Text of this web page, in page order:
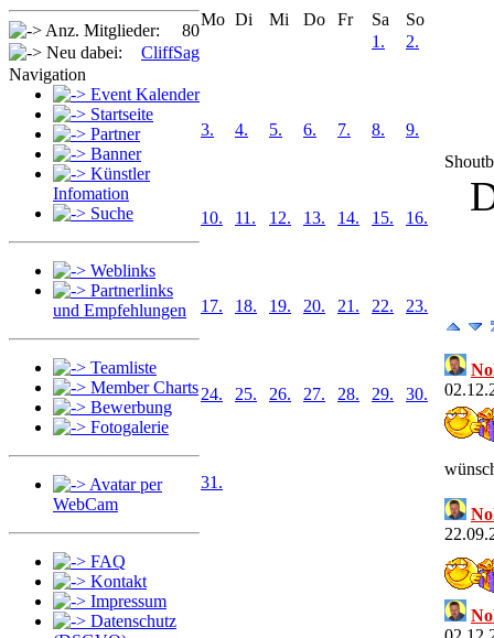
Anz. Mitglieder:
80
Neu dabei:
CliffSag
Navigation
Event Kalender
Startseite
Partner
Banner
Künstler
Infomation
Suche
Weblinks
Partnerlinks
und Empfehlungen
Teamliste
Member Charts
Bewerbung
Fotogalerie
Avatar per
WebCam
FAQ
Kontakt
Impressum
Datenschutz
Mo Di Mi Do Fr Sa
So
1.
2.
3. 4. 5. 6. 7. 8. 9.
10. 11. 12. 13. 14. 15. 16.
17. 18. 19. 20. 21. 22. 23.
24. 25. 26. 27. 28. 29. 30.
31.